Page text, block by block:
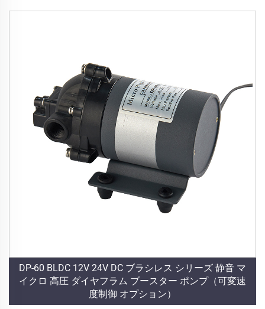
DP-60 BLDC 12V 24V DC ブラシレス シリーズ 静音 マ
イクロ 高圧 ダイヤフラム ブースター ポンプ（可変速
度制御 オプション）